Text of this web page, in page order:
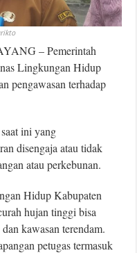
– Pemerintah
Lingkungan Hidup
pengawasan terhadap
ini yang
disengaja atau tidak
atau perkebunan.
Hidup Kabupaten
hujan tinggi bisa
kawasan terendam.
petugas termasuk